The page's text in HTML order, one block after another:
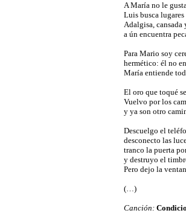
A María no le
Luis busca lugares
Adalgisa, cansada
a ún encuentra
Para Mario soy
hermético: él no
María entiende
El oro que toqué
Vuelvo por los
y ya son otro
Descuelgo el
desconecto las
tranco la puerta
y destruyo el
Pero dejo la
(…)
Canción: